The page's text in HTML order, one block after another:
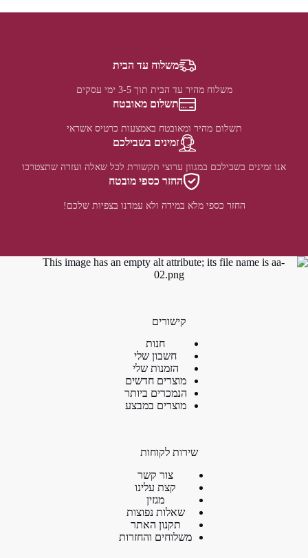
משלוח עד הבית
משלוח מהיר עד הבית תוך 3-5 ימי עסקים
תשלום מאובטח
תשלום מהיר ומאובטח באמצעות כרטיס אשראי
זמינים בשבילכם
אנו זמינים בשבילכם במגוון ערוצי תקשורת לכל שאלה ועזרה שתצטרכו
החזר כספי מובטח
החזר כספי מלא במידה ולא עמדנו בצפיות שלכם!
קישורים
חנות
חשבון שלי
הזמנות שלי
מוצרים חדשים
הנמכרים ביותר
מוצרים במבצע
שירות לקוחות
צור קשר
קצת עלינו
מגזין
שאלות נפוצות
תקנון האתר
משלוחים והחזרות